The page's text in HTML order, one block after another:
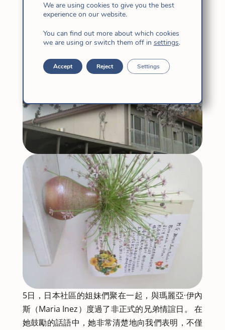
5日，日本社區的姐妹們聚在一起，與瑪麗亞·伊內
斯（Maria Inez）度過了非正式的兄弟情誼日。 在
她鼓勵的話語中，她非常清楚地向我們表明，不僅
We are using cookies to give you the best
experience on our website.
You can find out more about which cookies
we are using or switch them off in settings.
Accept Reject Settings